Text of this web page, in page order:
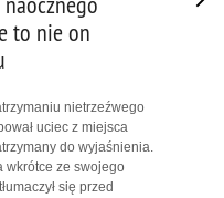
to nie on
nietrzeźwego
uciec z miejsca
do wyjaśnienia.
wkrótce ze swojego
się przed